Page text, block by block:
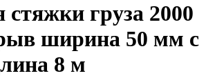
стяжки груза 2000
ширина 50 мм с
8 м